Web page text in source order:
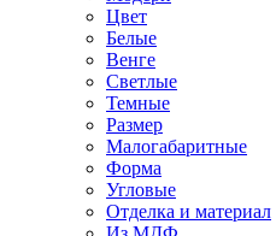
Цвет
Белые
Венге
Светлые
Темные
Размер
Малогабаритные
Форма
Угловые
Отделка и материал